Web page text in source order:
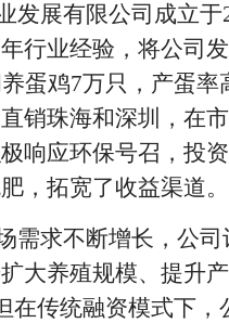
发展有限公司成立于
行业经验，将公司
蛋鸡7万只，产蛋
销珠海和深圳，在
响应环保号召，投
，拓宽了收益渠道。
需求不断增长，公
大养殖规模、提升
在传统融资模式下